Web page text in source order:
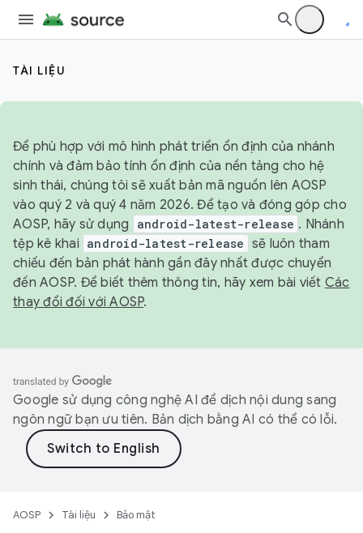
TÀI LIỆU
Để phù hợp với mô hình phát triển ổn định của nhánh
chính và đảm bảo tính ổn định của nền tảng cho hệ
sinh thái, chúng tôi sẽ xuất bản mã nguồn lên AOSP
vào quý 2 và quý 4 năm 2026. Để tạo và đóng góp cho
AOSP, hãy sử dụng
android-latest-release . Nhánh
tệp kê khai android-latest-release sẽ luôn tham
chiếu đến bản phát hành gần đây nhất được chuyển
đến AOSP. Để biết thêm thông tin, hãy xem bài viết Các
thay đổi đối với AOSP.
Google sử dụng công nghệ AI để dịch nội dung sang
ngôn ngữ bạn ưu tiên. Bản dịch bằng AI có thể có lỗi.
AOSP Tài liệu Bảo mật